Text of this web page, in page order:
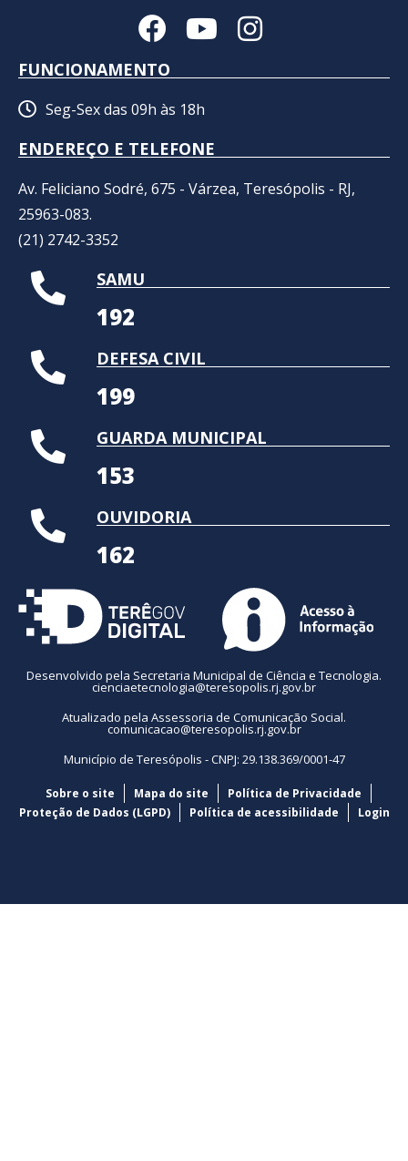
FUNCIONAMENTO
Seg-Sex das 09h às 18h
ENDEREÇO E TELEFONE
Av. Feliciano Sodré, 675 - Várzea, Teresópolis - RJ,
25963-083.
(21) 2742-3352​
SAMU
192
DEFESA CIVIL
199
GUARDA MUNICIPAL
153
OUVIDORIA
162
Desenvolvido pela Secretaria Municipal de Ciência e Tecnologia.
cienciaetecnologia@teresopolis.rj.gov.br
Atualizado pela Assessoria de Comunicação Social.
comunicacao@teresopolis.rj.gov.br
Município de Teresópolis - CNPJ: 29.138.369/0001-47
Sobre o site Mapa do site
Política de Privacidade
Proteção de Dados (LGPD)
Política de acessibilidade Login